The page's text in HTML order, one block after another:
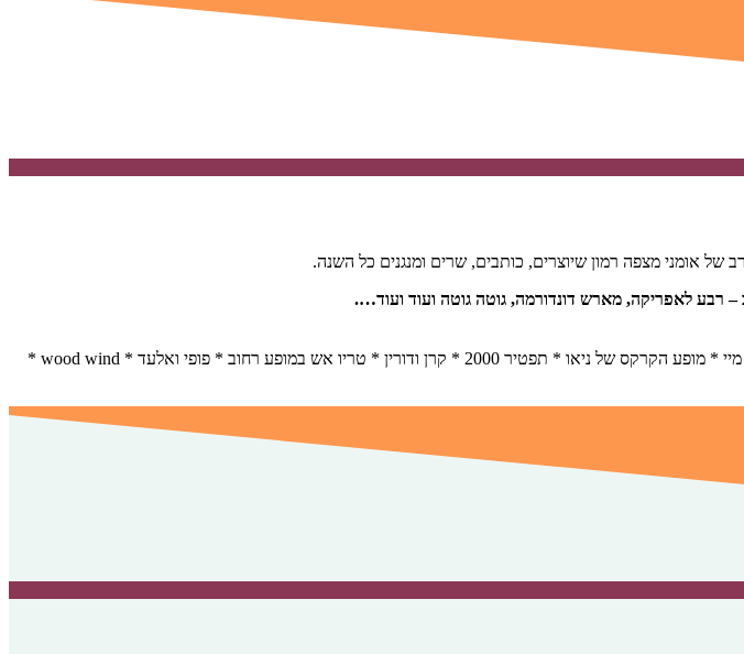
של אומני מצפה רמון שיוצרים, כותבים, שרים ומנגנים כל השנה.
רבע לאפריקה, מארש דונדורמה, גוטה גוטה ועוד ועוד….
מאיה מייתרי * ליאור שיר-רן טריו * שמוליק קראוט והעבדות * אמזונייט * קמט בזמן עם ערן שפי ותומר ביטון * מיי * מופע הקרקס של ניאו * תפטיר 2000 * קרן ודורין * טריו אש במופע רחוב * פופי ואלעד * wood wind *